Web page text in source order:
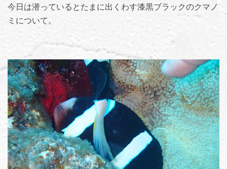
今日は潜っているとたまに出くわす漆黒ブラックのクマノ
ミについて。